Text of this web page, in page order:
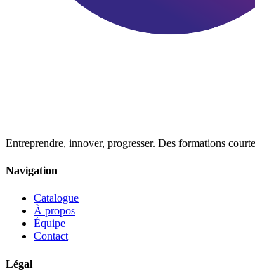
Entreprendre, innover, progresser. Des formations
Navigation
Catalogue
À propos
Équipe
Contact
Légal